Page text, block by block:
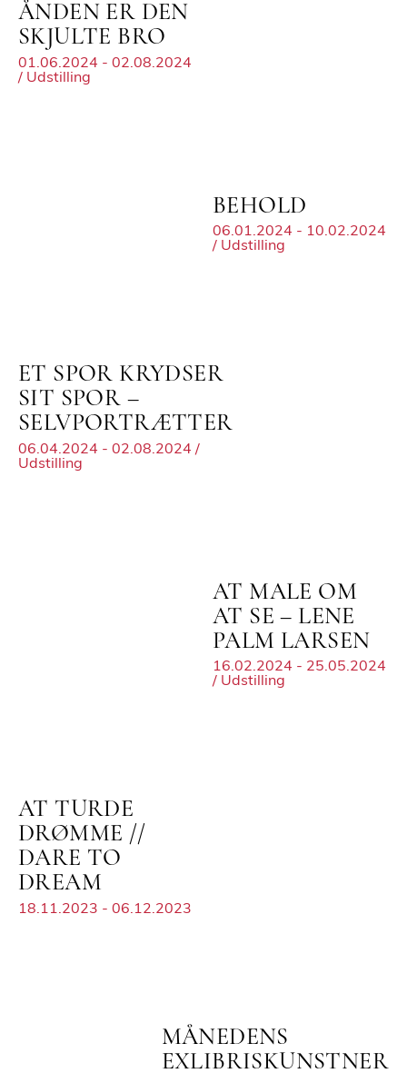
ÅNDEN ER DEN
SKJULTE BRO
01.06.2024 - 02.08.2024
/ Udstilling
BEHOLD
06.01.2024 - 10.02.2024
/ Udstilling
ET SPOR KRYDSER
SIT SPOR –
SELVPORTRÆTTER
06.04.2024 - 02.08.2024 /
Udstilling
AT MALE OM
AT SE – LENE
PALM LARSEN
16.02.2024 - 25.05.2024
/ Udstilling
AT TURDE
DRØMME //
DARE TO
DREAM
18.11.2023 - 06.12.2023
MÅNEDENS
EXLIBRISKUNSTNER